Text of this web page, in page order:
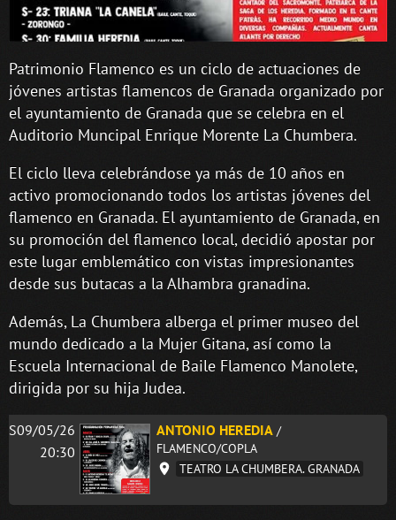
Patrimonio Flamenco es un ciclo de actuaciones de
jóvenes artistas flamencos de Granada organizado por
el ayuntamiento de Granada que se celebra en el
Auditorio Muncipal Enrique Morente La Chumbera.
El ciclo lleva celebrándose ya más de 10 años en
activo promocionando todos los artistas jóvenes del
flamenco en Granada. El ayuntamiento de Granada, en
su promoción del flamenco local, decidió apostar por
este lugar emblemático con vistas impresionantes
desde sus butacas a la Alhambra granadina.
Además, La Chumbera alberga el primer museo del
mundo dedicado a la Mujer Gitana, así como la
Escuela Internacional de Baile Flamenco Manolete,
dirigida por su hija Judea.
S09/05/26
20:30
ANTONIO HEREDIA /
FLAMENCO/COPLA
TEATRO LA CHUMBERA. GRANADA